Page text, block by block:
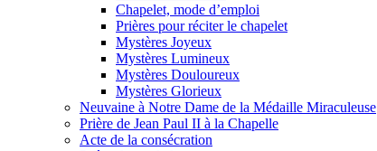
Chapelet, mode d’emploi
Prières pour réciter le chapelet
Mystères Joyeux
Mystères Lumineux
Mystères Douloureux
Mystères Glorieux
Neuvaine à Notre Dame de la Médaille Miraculeuse
Prière de Jean Paul II à la Chapelle
Acte de la consécration